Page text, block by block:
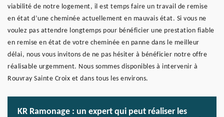
viabilité de notre logement, il est temps faire un travail de remise
en état d’une cheminée actuellement en mauvais état. Si vous ne
voulez pas attendre longtemps pour bénéficier une prestation fiable
en remise en état de votre cheminée en panne dans le meilleur
délai, nous vous invitons de ne pas hésiter à bénéficier notre offre
réalisable urgemment. Nous sommes disponibles à intervenir à
Rouvray Sainte Croix et dans tous les environs.
KR Ramonage : un expert qui peut réaliser les